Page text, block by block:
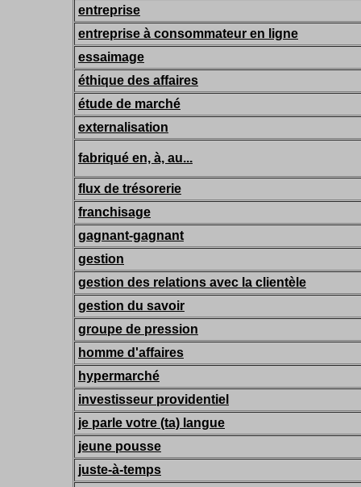
entreprise
entreprise à consommateur en ligne
essaimage
éthique des affaires
étude de marché
externalisation
fabriqué en, à, au...
flux de trésorerie
franchisage
gagnant-gagnant
gestion
gestion des relations avec la clientèle
gestion du savoir
groupe de pression
homme d'affaires
hypermarché
investisseur providentiel
je parle votre (ta) langue
jeune pousse
juste-à-temps